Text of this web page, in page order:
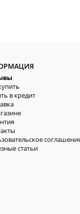
в кредит
статьи